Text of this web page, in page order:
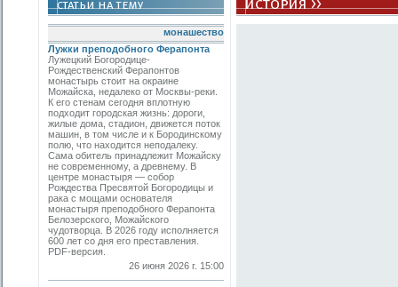
монашество
Лужки преподобного Ферапонта
Лужецкий Богородице-
Рождественский Ферапонтов
монастырь стоит на окраине
Можайска, недалеко от Москвы-реки.
К его стенам сегодня вплотную
подходит городская жизнь: дороги,
жилые дома, стадион, движется поток
машин, в том числе и к Бородинскому
полю, что находится неподалеку.
Сама обитель принадлежит Можайску
не современному, а древнему. В
центре монастыря — собор
Рождества Пресвятой Богородицы и
рака с мощами основателя
монастыря преподобного Ферапонта
Белозерского, Можайского
чудотворца. В 2026 году исполняется
600 лет со дня его преставления.
PDF-версия.
26 июня 2026 г. 15:00